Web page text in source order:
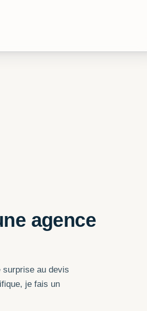
agence
surprise au devis
je fais un